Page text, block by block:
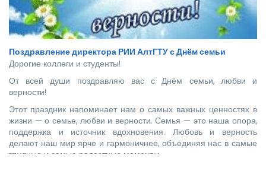
Поздравление директора РИИ АлтГТУ с Днём семьи
Дорогие коллеги и студенты!
От всей души поздравляю вас с Днём семьи, любви и
верности!
Этот праздник напоминает нам о самых важных ценностях в
жизни — о семье, любви и верности. Семья — это наша опора,
поддержка и источник вдохновения. Любовь и верность
делают наш мир ярче и гармоничнее, объединяя нас в самые
трудные и самые радостные моменты.